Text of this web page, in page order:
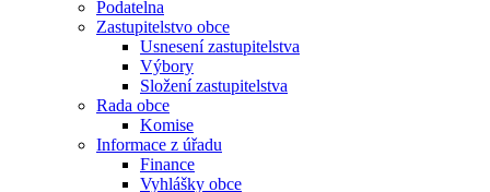
Podatelna
Zastupitelstvo obce
Usnesení zastupitelstva
Výbory
Složení zastupitelstva
Rada obce
Komise
Informace z úřadu
Finance
Vyhlášky obce